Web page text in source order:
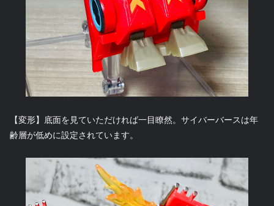
【変形】底面を見ていただければ一目瞭然。サイバーバースは年
齢層が低めに設定されています。